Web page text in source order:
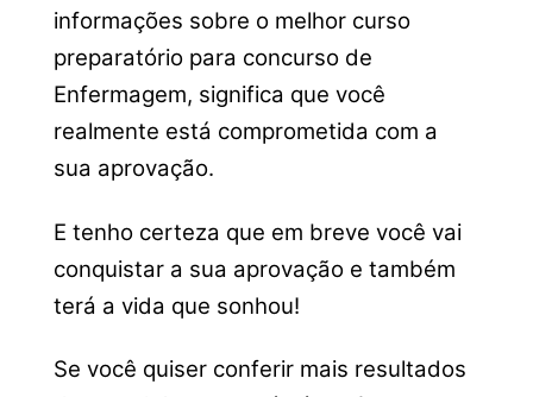
informações sobre o melhor curso
preparatório para concurso de
Enfermagem, significa que você
realmente está comprometida com a
sua aprovação.
E tenho certeza que em breve você vai
conquistar a sua aprovação e também
terá a vida que sonhou!
Se você quiser conferir mais resultados